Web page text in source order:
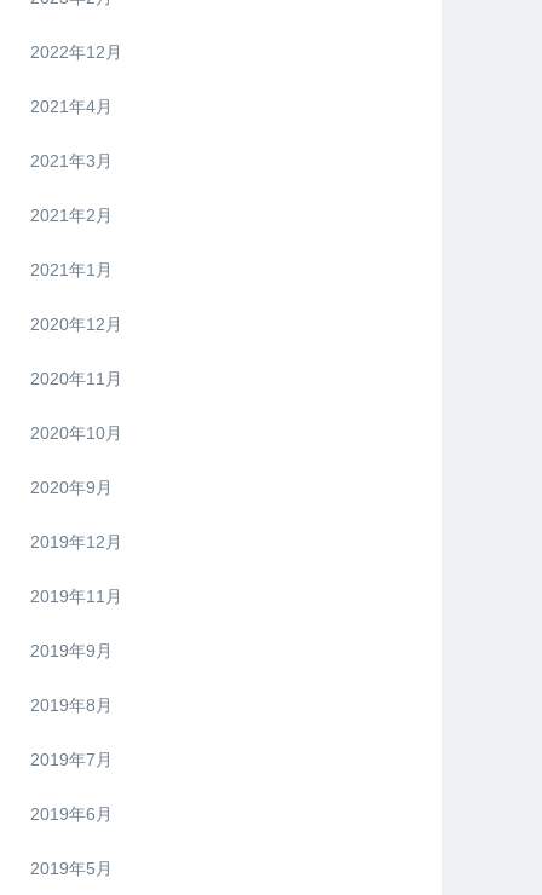
2022年12月
2021年4月
2021年3月
2021年2月
2021年1月
2020年12月
2020年11月
2020年10月
2020年9月
2019年12月
2019年11月
2019年9月
2019年8月
2019年7月
2019年6月
2019年5月